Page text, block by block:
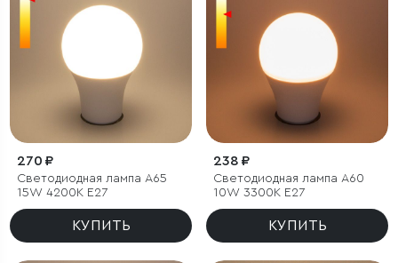
270 ₽
Светодиодная лампа A65
15W 4200K E27
КУПИТЬ
238 ₽
Светодиодная лампа A60
10W 3300K E27
КУПИТЬ